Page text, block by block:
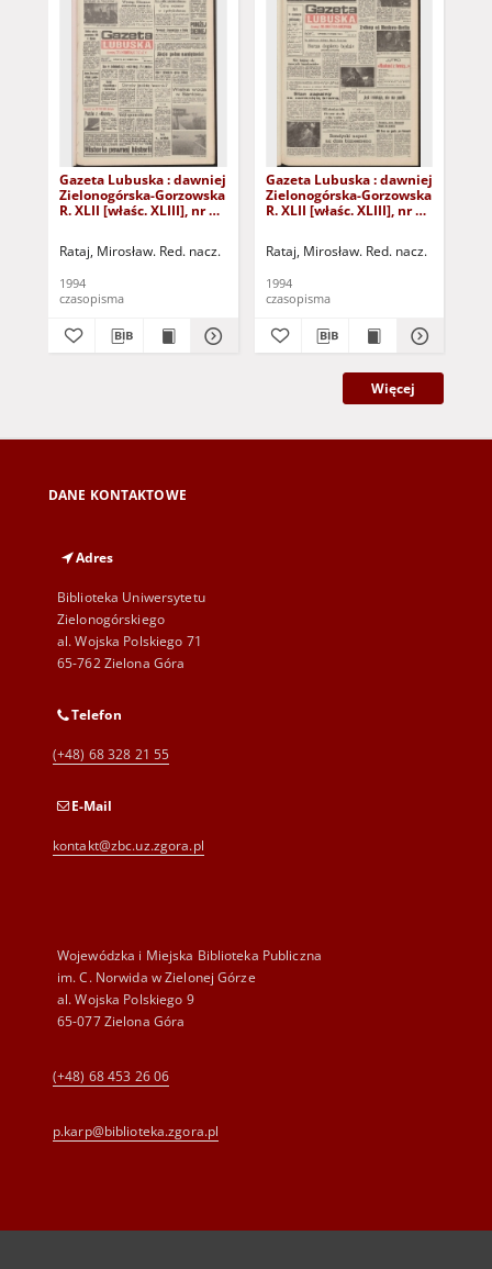
Gazeta Lubuska : dawniej
Zielonogórska-Gorzowska
R. XLII [właśc. XLIII], nr 10
Rataj, Mirosław. Red. nacz.
1994
czasopisma
Gazeta Lubuska : dawniej
Zielonogórska-Gorzowska
R. XLII [właśc. XLIII], nr 22
Rataj, Mirosław. Red. nacz.
1994
czasopisma
Więcej
DANE KONTAKTOWE
Adres
Biblioteka Uniwersytetu
Zielonogórskiego
al. Wojska Polskiego 71
65-762 Zielona Góra
Telefon
(+48) 68 328 21 55
E-Mail
kontakt@zbc.uz.zgora.pl
Wojewódzka i Miejska Biblioteka Publiczna
im. C. Norwida w Zielonej Górze
al. Wojska Polskiego 9
65-077 Zielona Góra
(+48) 68 453 26 06
p.karp@biblioteka.zgora.pl